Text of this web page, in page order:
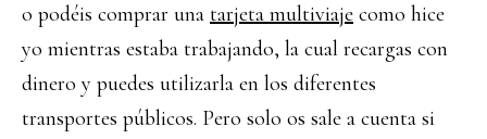
o podéis comprar una tarjeta multiviaje como hice
yo mientras estaba trabajando, la cual recargas con
dinero y puedes utilizarla en los diferentes
transportes públicos. Pero solo os sale a cuenta si